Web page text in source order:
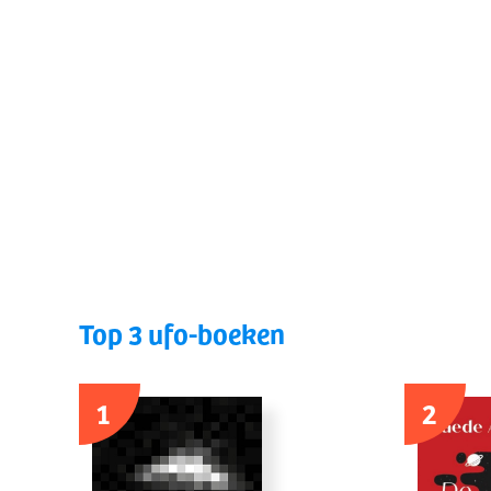
Top 3 ufo-boeken
1
2